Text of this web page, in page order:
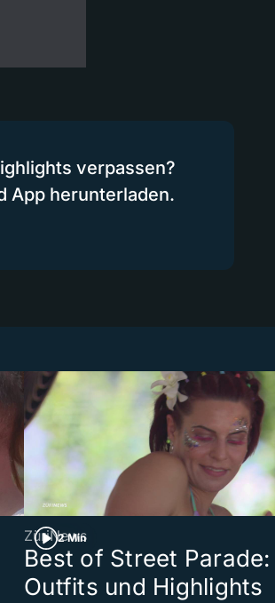
verpassen?
App herunterladen.
2 Min
ZüriNews
Best of Street Parade:
Outfits und Highlights